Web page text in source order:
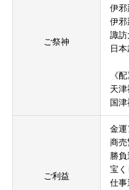
ご祭神
伊邪
伊邪
諏訪
日
《配
天津
国津
ご利益
金運
商売
勝
宝く
仕事